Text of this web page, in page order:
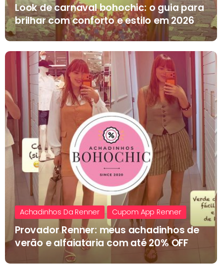
Look de carnaval bohochic: o guia para
brilhar com conforto e estilo em 2026
Achadinhos Da Renner Cupom App Renner
Provador Renner: meus achadinhos de
verão e alfaiataria com até 20% OFF